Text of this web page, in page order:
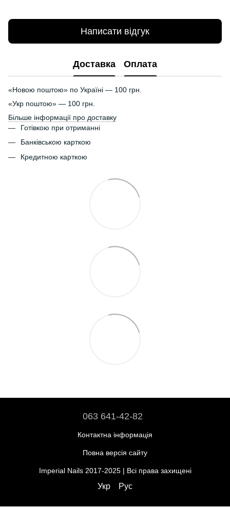
Написати відгук
Доставка Оплата
«Новою поштою» по Україні — 100 грн.
«Укр поштою» — 100 грн.
Більше інформації про доставку
Готівкою при отриманні
Банківською карткою
Кредитною карткою
063 641-42-82
Контактна інформація
Повна версія сайту
Imperial Nails 2017-2025 | Всі права захищені
Укр Рус